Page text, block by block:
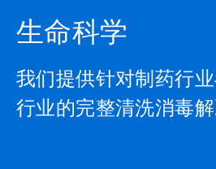
生命科学
我们提供针对制药行
行业的完整清洗消毒解